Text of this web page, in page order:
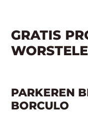
GRATIS
PARKEREN
BORCULO